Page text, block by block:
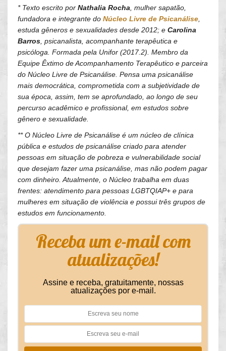
* Texto escrito por Nathalia Rocha, mulher sapatão,
fundadora e integrante do Núcleo Livre de Psicanálise,
estuda gêneros e sexualidades desde 2012; e Carolina
Barros, psicanalista, acompanhante terapêutica e
psicóloga. Formada pela Unifor (2017.2). Membro da
Equipe Êxtimo de Acompanhamento Terapêutico e parceira
do Núcleo Livre de Psicanálise. Pensa uma psicanálise
mais democrática, comprometida com a subjetividade de
sua época, assim, tem se aprofundado, ao longo de seu
percurso acadêmico e profissional, em estudos sobre
gênero e sexualidade.
** O Núcleo Livre de Psicanálise é um núcleo de clínica
pública e estudos de psicanálise criado para atender
pessoas em situação de pobreza e vulnerabilidade social
que desejam fazer uma psicanálise, mas não podem pagar
com dinheiro. Atualmente, o Núcleo trabalha em duas
frentes: atendimento para pessoas LGBTQIAP+ e para
mulheres em situação de violência e possui três grupos de
estudos em funcionamento.
Receba um e-mail com
atualizações!
Assine e receba, gratuitamente, nossas
atualizações por e-mail.